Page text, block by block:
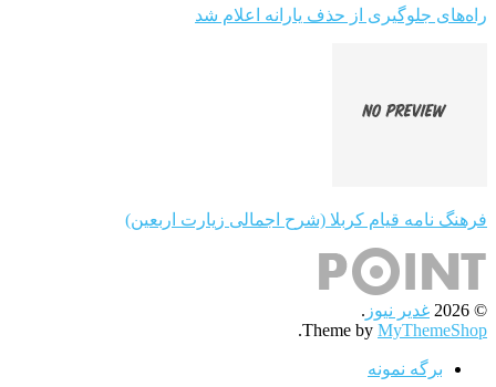
راه‌های جلوگیری از حذف یارانه اعلام شد
فرهنگ نامه قیام کربلا (شرح اجمالی زیارت اربعین)
© 2026 غدیر نیوز .
Theme by MyThemeShop
.
برگه نمونه